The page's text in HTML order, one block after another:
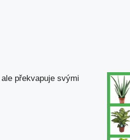
překvapuje svými